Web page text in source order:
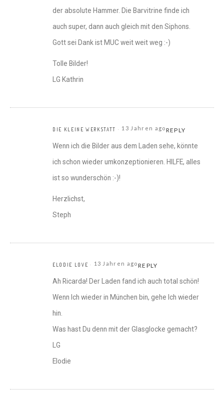
der absolute Hammer. Die Barvitrine finde ich
auch super, dann auch gleich mit den Siphons.
Gott sei Dank ist MUC weit weit weg :-)
Tolle Bilder!
LG Kathrin
DIE KLEINE WERKSTATT 13 Jahren agoREPLY
Wenn ich die Bilder aus dem Laden sehe, könnte
ich schon wieder umkonzeptionieren. HILFE, alles
ist so wunderschön :-)!
Herzlichst,
Steph
ELODIE LOVE 13 Jahren agoREPLY
Ah Ricarda! Der Laden fand ich auch total schön!
Wenn Ich wieder in München bin, gehe Ich wieder
hin.
Was hast Du denn mit der Glasglocke gemacht?
LG
Elodie